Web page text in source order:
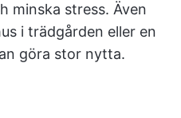
minska stress. Även
i trädgården eller en
göra stor nytta.